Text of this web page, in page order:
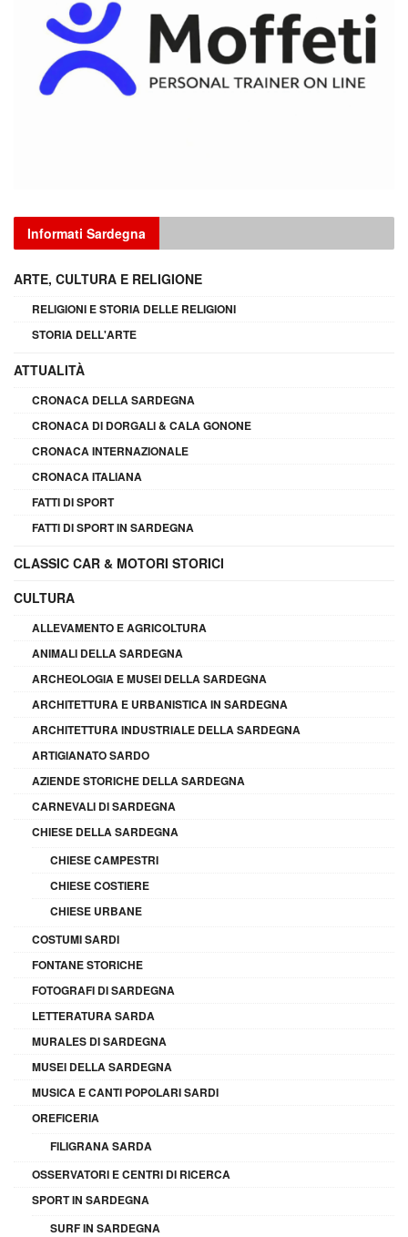
Informati Sardegna
ARTE, CULTURA E RELIGIONE
RELIGIONI E STORIA DELLE RELIGIONI
STORIA DELL'ARTE
ATTUALITÀ
CRONACA DELLA SARDEGNA
CRONACA DI DORGALI & CALA GONONE
CRONACA INTERNAZIONALE
CRONACA ITALIANA
FATTI DI SPORT
FATTI DI SPORT IN SARDEGNA
CLASSIC CAR & MOTORI STORICI
CULTURA
ALLEVAMENTO E AGRICOLTURA
ANIMALI DELLA SARDEGNA
ARCHEOLOGIA E MUSEI DELLA SARDEGNA
ARCHITETTURA E URBANISTICA IN SARDEGNA
ARCHITETTURA INDUSTRIALE DELLA SARDEGNA
ARTIGIANATO SARDO
AZIENDE STORICHE DELLA SARDEGNA
CARNEVALI DI SARDEGNA
CHIESE DELLA SARDEGNA
CHIESE CAMPESTRI
CHIESE COSTIERE
CHIESE URBANE
COSTUMI SARDI
FONTANE STORICHE
FOTOGRAFI DI SARDEGNA
LETTERATURA SARDA
MURALES DI SARDEGNA
MUSEI DELLA SARDEGNA
MUSICA E CANTI POPOLARI SARDI
OREFICERIA
FILIGRANA SARDA
OSSERVATORI E CENTRI DI RICERCA
SPORT IN SARDEGNA
SURF IN SARDEGNA